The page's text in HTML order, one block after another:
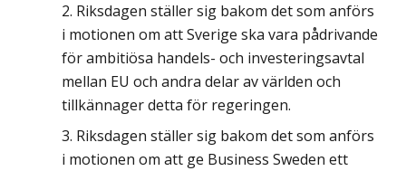
Riksdagen ställer sig bakom det som anförs
i motionen om att Sverige ska vara pådrivande
för ambitiösa handels- och investeringsavtal
mellan EU och andra delar av världen och
tillkännager detta för regeringen.
Riksdagen ställer sig bakom det som anförs
i motionen om att ge Business Sweden ett